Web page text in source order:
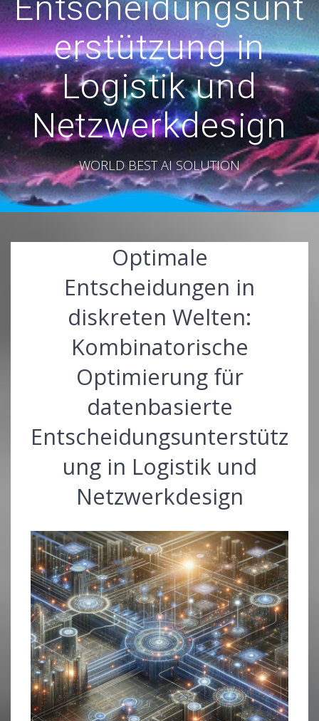
erstützung in
Logistik und
Netzwerkdesign
WORLD BEST AI SOLUTION
Optimale
Entscheidungen in
diskreten Welten:
Kombinatorische
Optimierung für
datenbasierte
Entscheidungsunterstütz
ung in Logistik und
Netzwerkdesign